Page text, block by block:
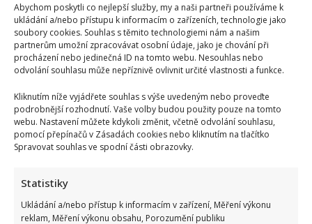
Abychom poskytli co nejlepší služby, my a naši partneři používáme k
ukládání a/nebo přístupu k informacím o zařízeních, technologie jako
soubory cookies. Souhlas s těmito technologiemi nám a našim
partnerům umožní zpracovávat osobní údaje, jako je chování při
procházení nebo jedinečná ID na tomto webu. Nesouhlas nebo
odvolání souhlasu může nepříznivě ovlivnit určité vlastnosti a funkce.
Kliknutím níže vyjádřete souhlas s výše uvedeným nebo proveďte
podrobnější rozhodnutí. Vaše volby budou použity pouze na tomto
webu. Nastavení můžete kdykoli změnit, včetně odvolání souhlasu,
pomocí přepínačů v Zásadách cookies nebo kliknutím na tlačítko
Spravovat souhlas ve spodní části obrazovky.
Statistiky
Ukládání a/nebo přístup k informacím v zařízení, Měření výkonu
reklam, Měření výkonu obsahu, Porozumění publiku
kritika: Lidé spekulují, kde se koupe